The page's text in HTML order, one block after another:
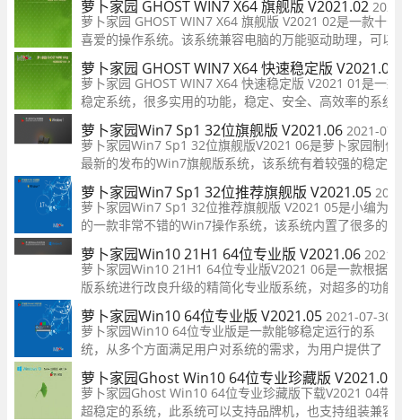
萝卜家园 GHOST WIN7 X64 旗舰版 V2021.02
萝卜家园 GHOST WIN7 X64 旗舰版 V2021 02是一款十
喜爱的操作系统。该系统兼容电脑的万能驱动助理，可以
断硬件类型并安装最兼容的驱动。同时该系统通过数台不
型号计算机测试安装均无蓝屏现象，硬件完美驱动。
萝卜家园 GHOST WIN7 X64 快速稳定版 V2021.01
萝卜家园 GHOST WIN7 X64 快速稳定版 V2021 01是一
稳定系统，很多实用的功能，稳定、安全、高效率的系统
新平台的最大性能。
萝卜家园Win7 Sp1 32位旗舰版 V2021.06 2021-07-
萝卜家园Win7 Sp1 32位旗舰版V2021 06是萝卜家园制作
最新的发布的Win7旗舰版系统，该系统有着较强的稳定
兼容性，能适配所有型号的电脑并进行安装，绝大部分的
件驱动也能完美兼容，同时运行多个后台程序，都不会出
卡顿现象，在保留原有常用功能
萝卜家园Win7 Sp1 32位推荐旗舰版 V2021.05
萝卜家园Win7 Sp1 32位推荐旗舰版 V2021 05是小编为
的一款非常不错的Win7操作系统，该系统内置了很多的
包，可以随时更新进行优化升级，并定期扫描系统中的磁
除多余程序包，保证系统流畅性和稳定性。
萝卜家园Win10 21H1 64位专业版 V2021.06 2021-
萝卜家园Win10 21H1 64位专业版V2021 06是一款根据
版系统进行改良升级的精简化专业版系统，对超多的功能
和硬件驱动都做了优化升级，系统的运行速度是非常快的
安装时也只需要数分钟就能完成，且安装后运行起来也很
定，专业功能齐全，满足
萝卜家园Win10 64位专业版 V2021.05 2021-07-30
萝卜家园Win10 64位专业版是一款能够稳定运行的系
统，从多个方面满足用户对系统的需求，为用户提供了
更安全，更稳定的服务模式，集成了海量的功能组件，
硬件完美兼容，没有多余的第三方软件，去除无用的后
台程序，运行效率将比以往更高，64位极快的操作环
萝卜家园Ghost Win10 64位专业珍藏版 V2021.04
萝卜家园Ghost Win10 64位专业珍藏版下载V2021 04带
超稳定的系统，此系统可以支持品牌机，也支持组装兼容